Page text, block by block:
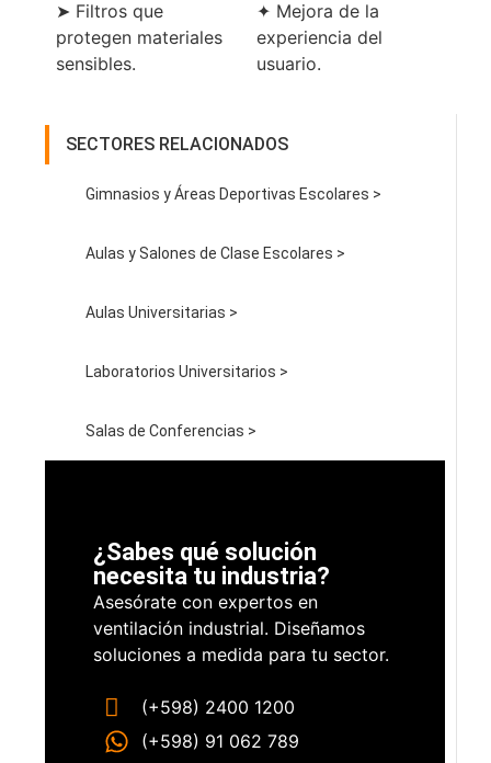
SECTORES RELACIONADOS
Gimnasios y Áreas Deportivas Escolares >
Aulas y Salones de Clase Escolares >
Aulas Universitarias >
Laboratorios Universitarios >
Salas de Conferencias >
¿Sabes qué solución
necesita tu industria?
Asesórate con expertos en
ventilación industrial. Diseñamos
soluciones a medida para tu sector.
(+598) 2400 1200
(+598) 91 062 789
➤ Filtros que
protegen materiales
sensibles.
✦ Mejora de la
experiencia del
usuario.